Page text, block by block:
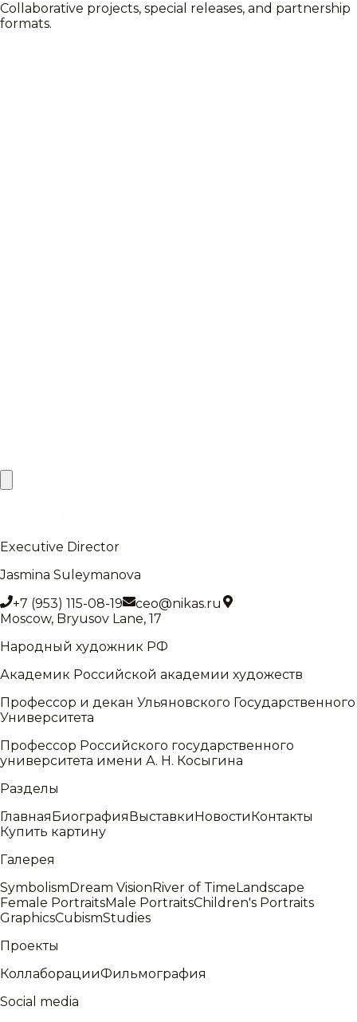
Collaborative projects, special releases, and partnership
formats.
Executive Director
Jasmina Suleymanova
+7 (953) 115-08-19
ceo@nikas.ru
Moscow, Bryusov Lane, 17
Народный художник РФ
Академик Российской академии художеств
Профессор и декан Ульяновского Государственного
Университета
Профессор Российского государственного
университета имени А. Н. Косыгина
Разделы
Главная Биография Выставки Новости Контакты
Купить картину
Галерея
Symbolism Dream Vision River of Time Landscape
Female PortraitsMale PortraitsChildren's Portraits
GraphicsCubismStudies
Проекты
КоллаборацииФильмография
Social media